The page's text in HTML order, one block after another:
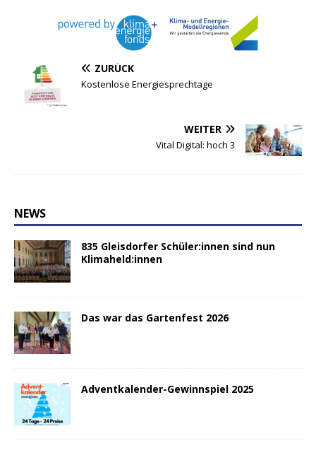
ZURÜCK
Kostenlose Energiesprechtage
WEITER
Vital Digital: hoch 3
NEWS
835 Gleisdorfer Schüler:innen sind nun
Klimaheld:innen
Das war das Gartenfest 2026
Adventkalender-Gewinnspiel 2025